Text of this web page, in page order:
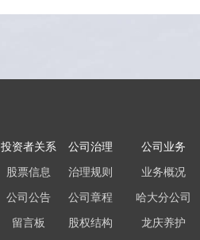
投资者关系
股票信息
公司公告
留言板
公司治理
治理规则
公司章程
股权结构
公司业务
业务概况
哈大分公司
龙庆养护